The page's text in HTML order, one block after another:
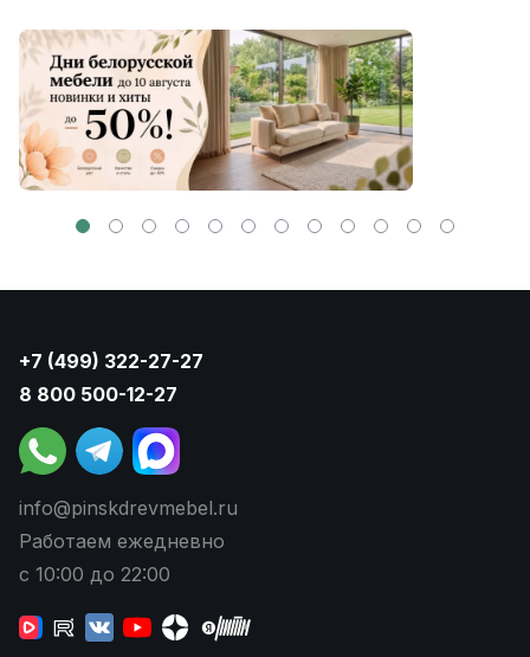
+7 (499) 322-27-27
8 800 500-12-27
info@pinskdrevmebel.ru
Работаем ежедневно
с 10:00 до 22:00